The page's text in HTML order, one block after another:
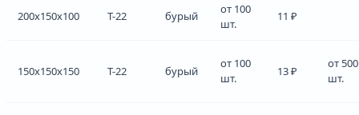
200x150x100 Т-22 бурый
от 100
шт.
11 ₽
150x150x150 Т-22 бурый
от 100
шт.
13 ₽
от 500
шт.